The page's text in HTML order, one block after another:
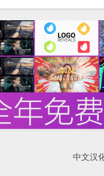
中文汉